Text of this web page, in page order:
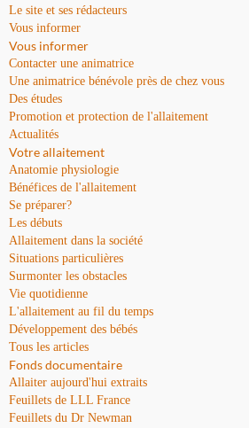
Le site et ses rédacteurs
Vous informer
Vous informer
Contacter une animatrice
Une animatrice bénévole près de chez vous
Des études
Promotion et protection de l'allaitement
Actualités
Votre allaitement
Anatomie physiologie
Bénéfices de l'allaitement
Se préparer?
Les débuts
Allaitement dans la société
Situations particulières
Surmonter les obstacles
Vie quotidienne
L'allaitement au fil du temps
Développement des bébés
Tous les articles
Fonds documentaire
Allaiter aujourd'hui extraits
Feuillets de LLL France
Feuillets du Dr Newman